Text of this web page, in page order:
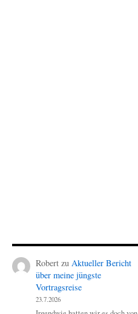
Robert zu Aktueller Bericht
über meine jüngste
Vortragsreise
23.7.2026